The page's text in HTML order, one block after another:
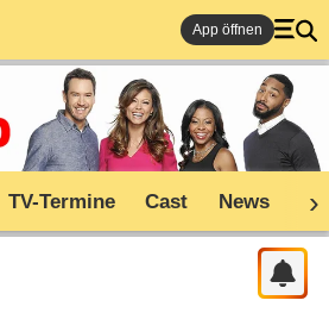
App öffnen
TV-Termine Cast News